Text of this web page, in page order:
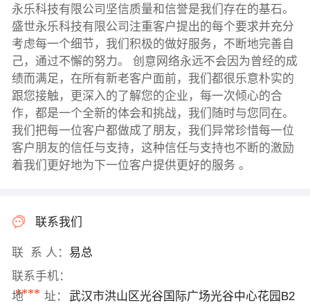
永乐科技有限公司坚信质量和信誉是我们存在的基石。
盛世永乐科技有限公司注重客户提出的每个要求并充分
考虑每一个细节，我们积极的做好服务，不断地完善自
己，通过不懈的努力。 创意网络永远不会因为曾经的成
绩而满足，在所有新老客户面前，我们都很乐意朴实的
跟您接触，更深入的了解您的企业，每一次倾心的合
作，都是一个全新的体会和挑战，我们随时与您同在。
我们把每一位客户都做成了朋友，我们异常珍惜每一位
客户朋友的信任与支持，这种信任与支持也不断的激励
着我们更好地为下一位客户提供更好的服务 。
联系我们
联 系 人： 易总
联系手机：
****
地 址： 武汉市洪山区光谷国际广场光谷中心花园B2